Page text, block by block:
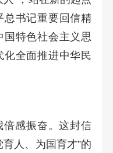
总书记重要回信精
国特色社会主义思
化全面推进中华民
倍感振奋。这封信
人、为国育才”的